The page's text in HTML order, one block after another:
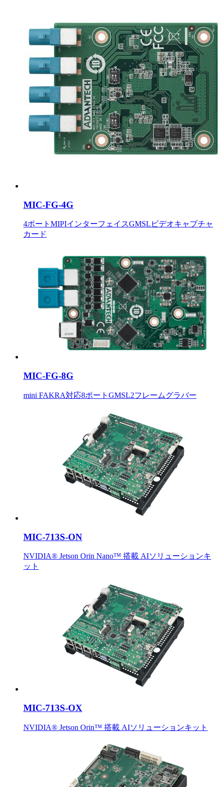
MIC-FG-4G
4ポートMIPIインターフェイスGMSLビデオキャプチャ
カード
MIC-FG-8G
mini FAKRA対応8ポートGMSL2フレームグラバー
MIC-713S-ON
NVIDIA® Jetson Orin Nano™ 搭載 AIソリューションキ
ット
MIC-713S-OX
NVIDIA® Jetson Orin™ 搭載 AIソリューションキット